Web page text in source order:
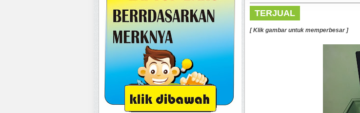
TERJUAL
[ Klik gambar untuk memperbesar ]